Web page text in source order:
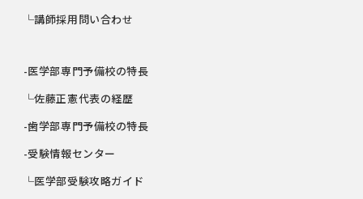
└講師採用問い合わせ
-医学部専門予備校の特長
└佐藤正憲代表の経歴
-歯学部専門予備校の特長
-受験情報センター
└医学部受験攻略ガイド